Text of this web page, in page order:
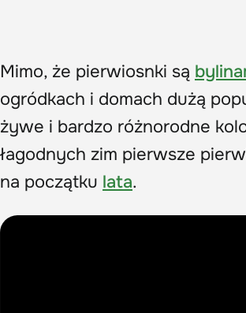
Mimo, że pierwiosnki są
ogródkach i domach dużą
żywe i bardzo różnorodne
łagodnych zim pierwsze
na początku lata.